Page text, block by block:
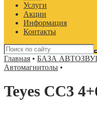
Услуги
Акции
Информация
Контакты
Главная • БАЗА
Автомагнитолы •
Teyes CC3